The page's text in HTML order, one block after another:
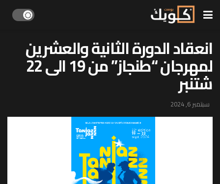
انعقاد الدورة الثانية والعشرين
لمهرجان “طنجاز” من 19 الى 22
شتنبر
سبتمبر 6, 2024